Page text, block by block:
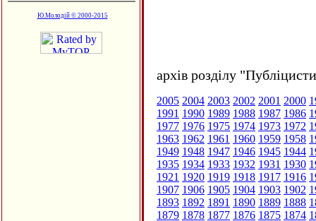
Ю.Молодій © 2000-2015
архів розділу
2005 2004 2003 2002 2001 2000
1991 1990 1989 1988 1987 1986
1977 1976 1975 1974 1973 1972
1963 1962 1961 1960 1959 1958
1949 1948 1947 1946 1945 1944
1935 1934 1933 1932 1931 1930
1921 1920 1919 1918 1917 1916
1907 1906 1905 1904 1903 1902
1893 1892 1891 1890 1889 1888
1879 1878 1877 1876 1875 1874